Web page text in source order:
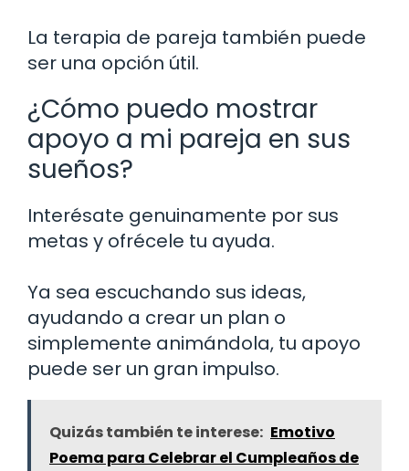
La terapia de pareja también puede
ser una opción útil.
¿Cómo puedo mostrar
apoyo a mi pareja en sus
sueños?
Interésate genuinamente por sus
metas y ofrécele tu ayuda.
Ya sea escuchando sus ideas,
ayudando a crear un plan o
simplemente animándola, tu apoyo
puede ser un gran impulso.
Quizás también te interese: Emotivo
Poema para Celebrar el Cumpleaños de